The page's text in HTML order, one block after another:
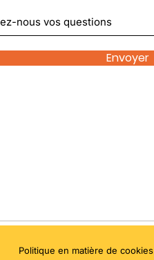
Envoyer
Politique en matière de cookies